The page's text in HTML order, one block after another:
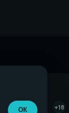
+18
ОК